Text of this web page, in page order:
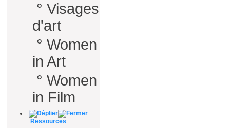
° Visages
d'art
° Women
in Art
° Women
in Film
Ressources